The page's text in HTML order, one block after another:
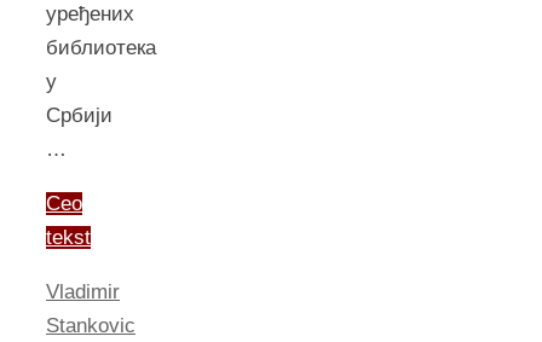
уређених
библиотека
у
Србији
…
Ceo
tekst
Vladimir
Stankovic